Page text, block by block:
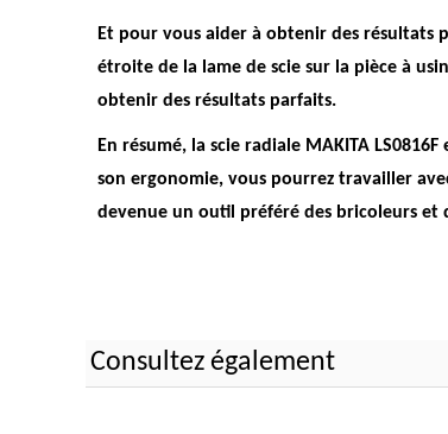
Et pour vous aider à obtenir des résultats
étroite de la lame de scie sur la pièce à
obtenir des résultats parfaits.
En résumé, la scie radiale MAKITA
son ergonomie, vous pourrez travailler
devenue un outil préféré des bricoleurs et
Consultez également